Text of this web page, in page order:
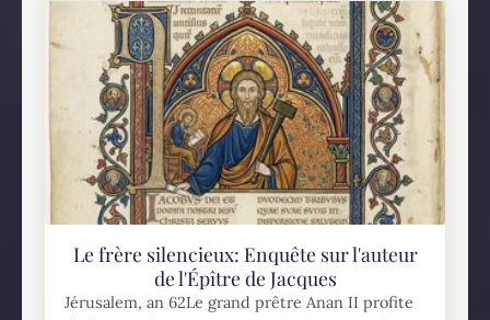
Le frère silencieux: Enquête sur l'auteur
de l'Épître de Jacques
Jérusalem, an 62Le grand prêtre Anan II profite